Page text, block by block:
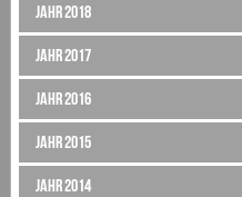
Jahr 2018
Jahr 2017
Jahr 2016
Jahr 2015
Jahr 2014